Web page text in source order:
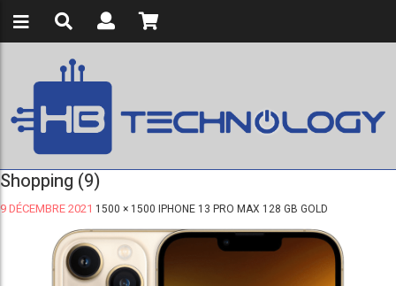
Shopping (9)
9 DÉCEMBRE 2021 1500 × 1500 IPHONE 13 PRO MAX 128 GB GOLD